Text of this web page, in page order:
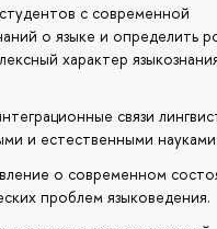
с современной
о языке и определить
характер
связи
и естественными науками.
о современном
проблем языковедения.